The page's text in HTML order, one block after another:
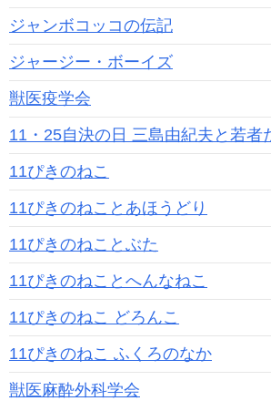
ジャンボコッコの伝記
ジャージー・ボーイズ
獣医疫学会
11・25自決の日 三島由紀夫と若者
11ぴきのねこ
11ぴきのねことあほうどり
11ぴきのねことぶた
11ぴきのねことへんなねこ
11ぴきのねこ どろんこ
11ぴきのねこ ふくろのなか
獣医麻酔外科学会